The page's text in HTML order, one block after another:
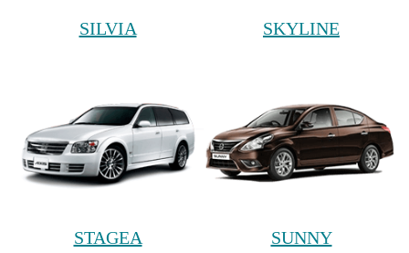
SILVIA SKYLINE
STAGEA SUNNY